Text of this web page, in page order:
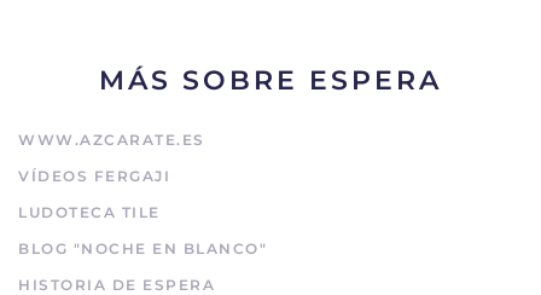
MÁS SOBRE ESPERA
WWW.AZCARATE.ES
VÍDEOS FERGAJI
LUDOTECA TILE
BLOG "NOCHE EN BLANCO"
HISTORIA DE ESPERA